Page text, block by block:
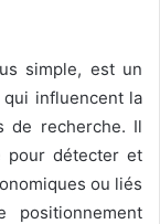
simple, est un
influencent la
de recherche. Il
pour détecter et
ou liés